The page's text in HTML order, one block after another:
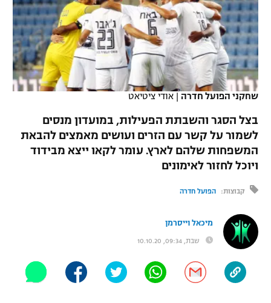
VOD
רץ ברשת
תוצאות
לוח שידורים
"מעל הליגה" – פודקאסט
נבחרת ישראל
מכבי חיפה
בית"ר ירושלים
מכבי תל אביב
הפועל תל אביב
הפועל חיפה
הפועל באר שבע
מכבי נתניה
בני יהודה
ליגה ספרדית
ליגה איטלקית
ליגה צרפתית
ליגה הולנדית
ליגה טורקית
ליגה סינית
ליגות נוספות
כדורסל נשים
מכבי תל אביב
הפועל חולון
הפועל ירושלים
דני אבדיה
יורוליג
יורוקאפ
טניס
כדוריד
כדורעף
שחייה
ג'ודו
UFC
היאבקות WWE
שחקני הפועל חדרה | אודי ציטיאט
בצל הסגר והשבתת הפעילות, במועדון מנסים
לשמור על קשר עם הזרים ועושים מאמצים להבאת
המשפחות שלהם לארץ. עומר לקאו ייצא מבידוד
ויוכל לחזור לאימונים
קבוצות: הפועל חדרה
מיכאל וייסרמן
שבת, 09:34, 10.10.20